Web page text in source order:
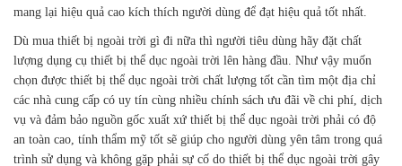
mang lại hiệu quả cao kích thích người dùng để đạt hiệu quả tốt nhất.
Dù mua thiết bị ngoài trời gì đi nữa thì người tiêu dùng hãy đặt chất
lượng dụng cụ thiết bị thể dục ngoài trời lên hàng đầu. Như vậy muốn
chọn được thiết bị thể dục ngoài trời chất lượng tốt cần tìm một địa chỉ
các nhà cung cấp có uy tín cùng nhiều chính sách ưu đãi về chi phí, dịch
vụ và đảm bảo nguồn gốc xuất xứ thiết bị thể dục ngoài trời phải có độ
an toàn cao, tính thẩm mỹ tốt sẽ giúp cho người dùng yên tâm trong quá
trình sử dụng và không gặp phải sự cố do thiết bị thể dục ngoài trời gây